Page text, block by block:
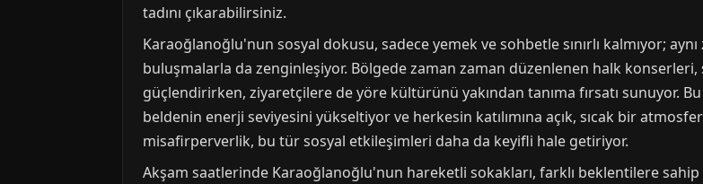
tadını çıkarabilirsiniz.
Karaoğlanoğlu'nun sosyal dokusu, sadece yemek ve sohbetle sınırlı kalmıyor;
buluşmalarla da zenginleşiyor. Bölgede zaman zaman düzenlenen halk
güçlendirirken, ziyaretçilere de yöre kültürünü yakından tanıma fırsatı sunuyor.
beldenin enerji seviyesini yükseltiyor ve herkesin katılımına açık, sıcak bir
misafirperverlik, bu tür sosyal etkileşimleri daha da keyifli hale getiriyor.
Akşam saatlerinde Karaoğlanoğlu'nun hareketli sokakları, farklı beklentilere